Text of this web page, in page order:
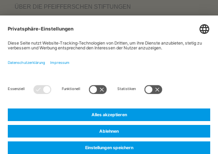
ÜBER DIE PFEIFFERSCHEN STIFTUNGEN
Komplexträger und bieten
Menschen mit Behinderung, außerdemWerkstättenmit ca. 600 Beschäftigten
hinaus sind sie zu 100 Prozent am
www.pfeiffersche-stiftungen.de
ZERTIFIZIERUNG FOLGEN SIE UNS AUF:
Pfeiffersche
StiftungenStiftungen